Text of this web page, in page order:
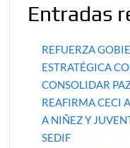
Entradas
REFUERZA
ESTRATÉGICA
CONSOLIDAR
REAFIRMA CECI
A NIÑEZ Y
SEDIF